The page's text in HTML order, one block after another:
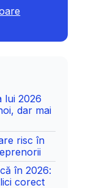
lui 2026
dar mai
risc în
în 2026:
corect